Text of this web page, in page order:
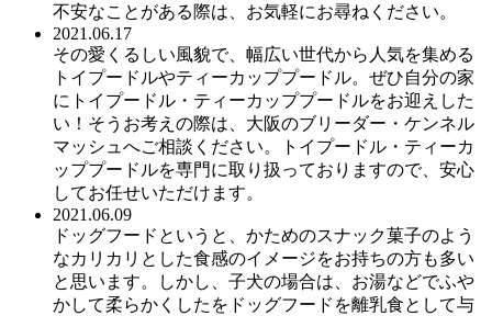
不安なことがある際は、お気軽にお尋ねください。
2021.06.17
その愛くるしい風貌で、幅広い世代から人気を集める
トイプードルやティーカッププードル。ぜひ自分の家
にトイプードル・ティーカッププードルをお迎えした
い！そうお考えの際は、大阪のブリーダー・ケンネル
マッシュへご相談ください。トイプードル・ティーカ
ッププードルを専門に取り扱っておりますので、安心
してお任せいただけます。
2021.06.09
ドッグフードというと、かためのスナック菓子のよう
なカリカリとした食感のイメージをお持ちの方も多い
と思います。しかし、子犬の場合は、お湯などでふや
かして柔らかくしたをドッグフードを離乳食として与